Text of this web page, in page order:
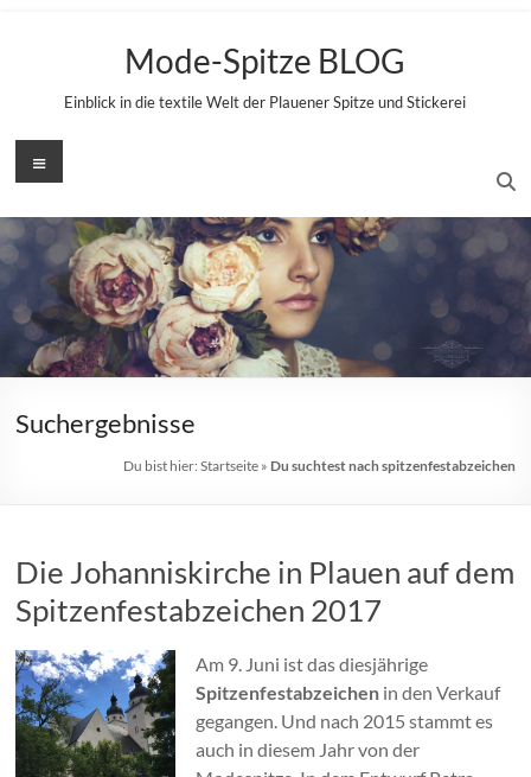
Mode-Spitze BLOG
Einblick in die textile Welt der Plauener Spitze und Stickerei
Menü
Suchergebnisse
Du bist hier: Startseite» Du suchtest nach spitzenfestabzeichen
Die Johanniskirche in Plauen auf dem
Spitzenfestabzeichen 2017
Am 9. Juni ist das diesjährige
Spitzenfestabzeichen in den Verkauf
gegangen. Und nach 2015 stammt es
auch in diesem Jahr von der